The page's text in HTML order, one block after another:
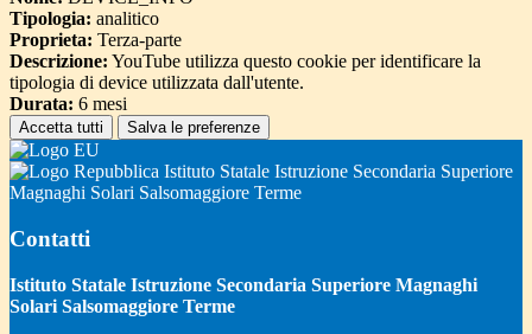
Tipologia: analitico
Proprieta: Terza-parte
Descrizione: YouTube utilizza questo cookie per identificare la
tipologia di device utilizzata dall'utente.
Durata: 6 mesi
Accetta tutti Salva le preferenze
Istituto Statale Istruzione Secondaria Superiore
Magnaghi Solari Salsomaggiore Terme
Contatti
Istituto Statale Istruzione Secondaria Superiore Magnaghi
Solari Salsomaggiore Terme